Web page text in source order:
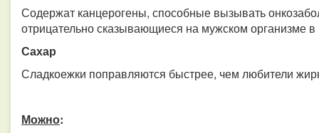
Содержат канцерогены, способные вызывать
отрицательно сказывающиеся на мужском организме
Сахар
Сладкоежки поправляются быстрее, чем любители
Можно: